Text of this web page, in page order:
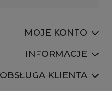
MOJE KONTO
INFORMACJE
OBSŁUGA KLIENTA